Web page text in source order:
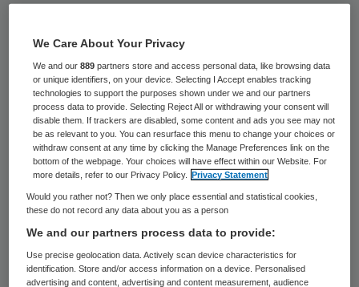
maar niet voordat de overdracht van zorg
en de medische dossiers zorgvuldig is
afgerond”, aldus de zegsman van het
ziekenhuis.
Loek Winter
De plannen van de aandeelhouders met het
bankroete hospitaal stonden geheel los van
CCN. Dat betekende ook dat
zorgondernemer Loek Winter, die eigenaar
We Care About Your Privacy
We and our889 partners store and access personal data, like browsing data
or unique identifiers, on your device. Selecting I Accept enables tracking
technologies to support the purposes shown under we and our partners
process data to provide. Selecting Reject All or withdrawing your consent will
disable them. If trackers are disabled, some content and ads you see may not
be as relevant to you. You can resurface this menu to change your choices or
withdraw consent at any time by clicking the Manage Preferences link on the
bottom of the webpage. Your choices will have effect within our Website. For
more details, refer to our Privacy Policy.
Privacy Statement
Would you rather not? Then we only place essential and statistical cookies,
these do not record any data about you as a person
We and our partners process data to provide:
Use precise geolocation data. Actively scan device characteristics for
identification. Store and/or access information on a device. Personalised
advertising and content, advertising and content measurement, audience